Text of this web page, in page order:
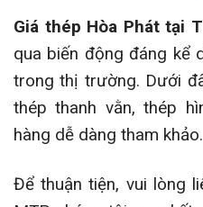
Giá thép Hòa Phát tại
qua biến động đáng kể
trong thị trường. Dưới
thép thanh vằn, thép
hàng dễ dàng tham khảo.
Để thuận tiện, vui lòng